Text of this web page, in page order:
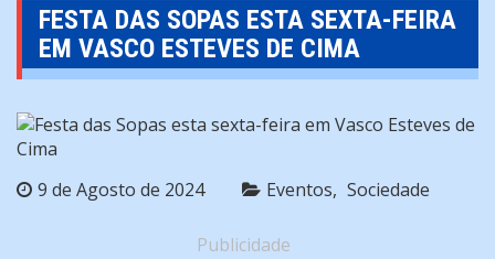
FESTA DAS SOPAS ESTA SEXTA-FEIRA
EM VASCO ESTEVES DE CIMA
9 de Agosto de 2024 Eventos Sociedade
Publicidade